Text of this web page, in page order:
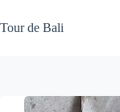
to
content
Tour de Bali